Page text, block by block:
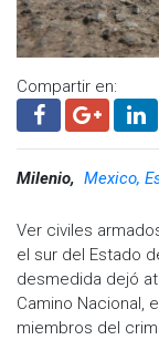
Compartir en:
Milenio, Mexico,
Ver civiles
el sur del Estado
desmedida dejó
Camino Nacional,
miembros del